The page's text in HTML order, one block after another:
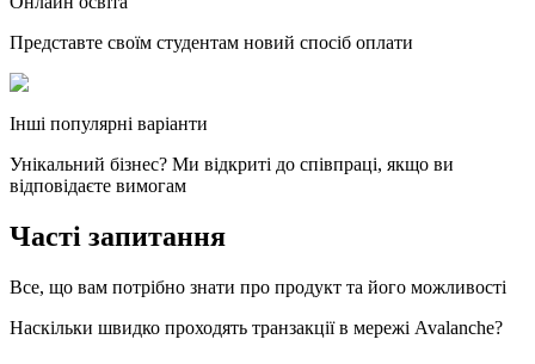
Представте своїм студентам новий спосіб оплати
Інші популярні варіанти
Унікальний бізнес? Ми відкриті до співпраці, якщо ви
відповідаєте вимогам
Часті запитання
Все, що вам потрібно знати про продукт та його можливості
Наскільки швидко проходять транзакції в мережі Avalanche?